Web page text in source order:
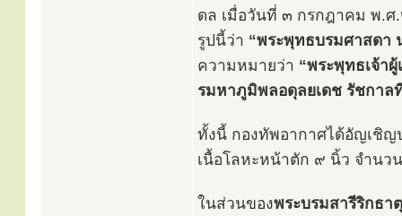
ดล เมื่อวันที่ ๓ กรกฎาคม พ.ศ
รูปนี้ว่า “พระพุทธบรมศาสดา
ความหมายว่า “พระพุทธเจ้า
รมหาภูมิพลอดุลยเดช รัชกาล
ทั้งนี้ กองทัพอากาศได้อัญเชิญ
เนื้อโลหะหน้าตัก ๙ นิ้ว จำน
ในส่วนของพระบรมสารีริกธาตุ